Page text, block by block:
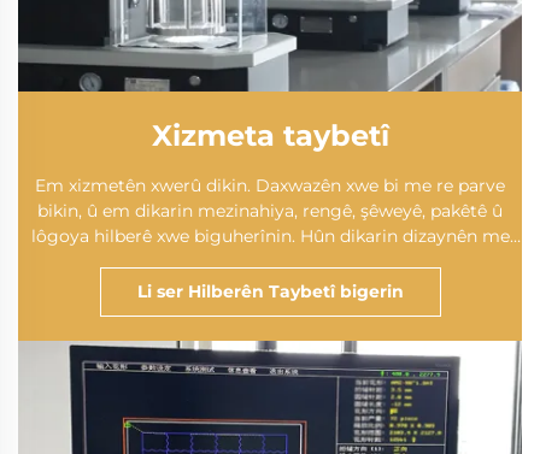
Xizmeta taybetî
Em xizmetên xwerû dikin. Daxwazên xwe bi me re parve
bikin, û em dikarin mezinahiya, rengê, şêweyê, pakêtê û
lôgoya hilberê xwe biguherînin. Hûn dikarin dizaynên me
Em ê di her hûrgelî de baştirîn bidin we.
Li ser Hilberên Taybetî bigerin